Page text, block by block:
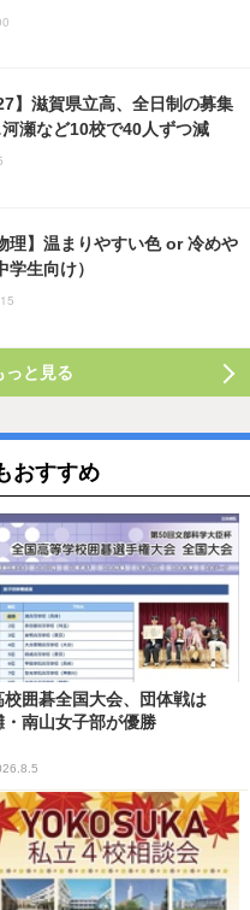
】滋賀県立高、全日制の募集
瀬など10校で40人ずつ減
理】温まりやすい色 or 冷めや
生向け）
っと見る
おすすめ
校囲碁全国大会、団体戦は
・南山女子部が優勝